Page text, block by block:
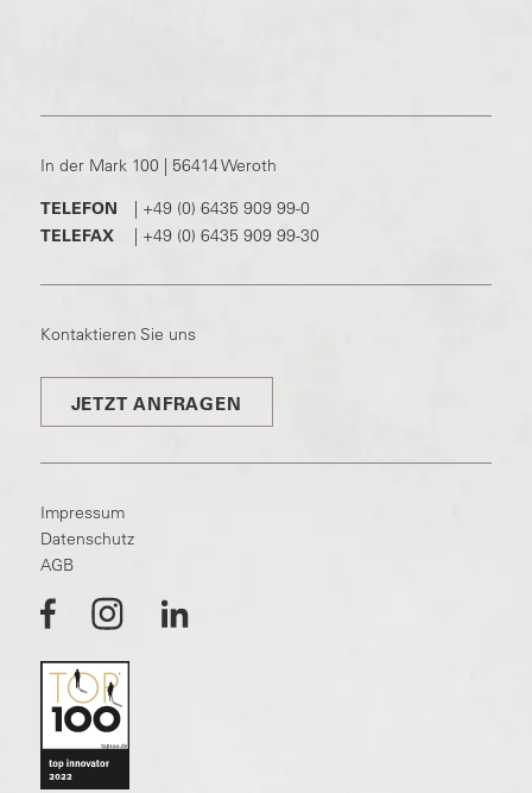
In der Mark 100 | 56414 Weroth
TELEFON
+49 (0) 6435 909 99-0
TELEFAX
+49 (0) 6435 909 99-30
Kontaktieren Sie uns
JETZT ANFRAGEN
Impressum
Datenschutz
AGB